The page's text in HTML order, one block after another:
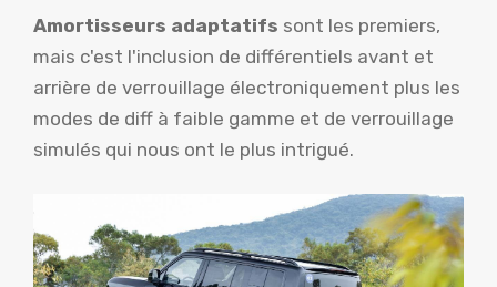
Amortisseurs adaptatifs sont les premiers,
mais c'est l'inclusion de différentiels avant et
arrière de verrouillage électroniquement plus les
modes de diff à faible gamme et de verrouillage
simulés qui nous ont le plus intrigué.